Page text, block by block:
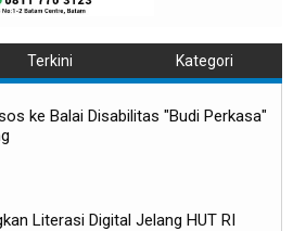
Terkini Kategori
ke Balai Disabilitas "Budi Perkasa"
Literasi Digital Jelang HUT RI